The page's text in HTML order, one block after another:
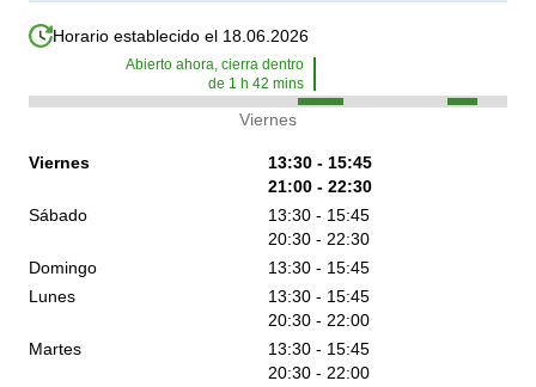
Horario establecido el 18.06.2026
Abierto ahora, cierra dentro
de 1 h 42 mins
Viernes
Viernes
13:30 - 15:45
21:00 - 22:30
Sábado
13:30 - 15:45
20:30 - 22:30
Domingo
13:30 - 15:45
Lunes
13:30 - 15:45
20:30 - 22:00
Martes
13:30 - 15:45
20:30 - 22:00